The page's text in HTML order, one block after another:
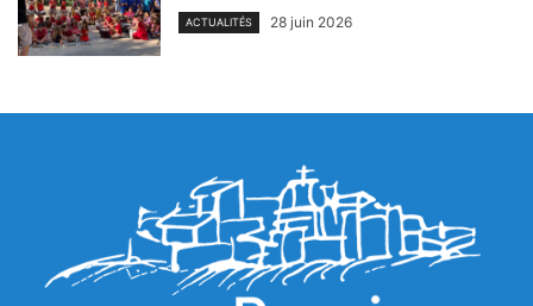
ACTUALITÉS 28 juin 2026